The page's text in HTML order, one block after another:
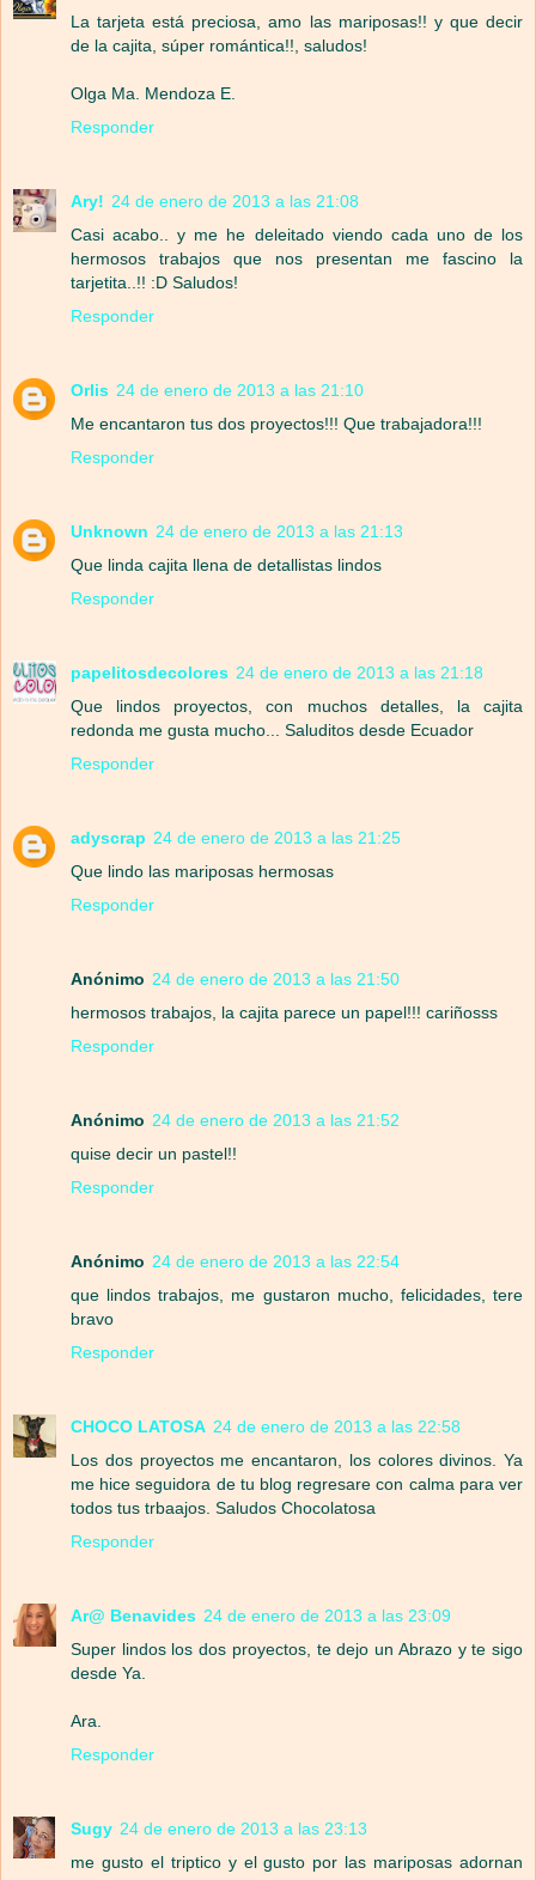
La tarjeta está preciosa, amo las mariposas!! y que decir
de la cajita, súper romántica!!, saludos!
Olga Ma. Mendoza E.
Responder
Ary! 24 de enero de 2013 a las 21:08
Casi acabo.. y me he deleitado viendo cada uno de los
hermosos trabajos que nos presentan me fascino la
tarjetita..!! :D Saludos!
Responder
Orlis 24 de enero de 2013 a las 21:10
Me encantaron tus dos proyectos!!! Que trabajadora!!!
Responder
Unknown 24 de enero de 2013 a las 21:13
Que linda cajita llena de detallistas lindos
Responder
papelitosdecolores 24 de enero de 2013 a las 21:18
Que lindos proyectos, con muchos detalles, la cajita
redonda me gusta mucho... Saluditos desde Ecuador
Responder
adyscrap 24 de enero de 2013 a las 21:25
Que lindo las mariposas hermosas
Responder
Anónimo 24 de enero de 2013 a las 21:50
hermosos trabajos, la cajita parece un papel!!! cariñosss
Responder
Anónimo 24 de enero de 2013 a las 21:52
quise decir un pastel!!
Responder
Anónimo 24 de enero de 2013 a las 22:54
que lindos trabajos, me gustaron mucho, felicidades, tere
bravo
Responder
CHOCO LATOSA 24 de enero de 2013 a las 22:58
Los dos proyectos me encantaron, los colores divinos. Ya
me hice seguidora de tu blog regresare con calma para ver
todos tus trbaajos. Saludos Chocolatosa
Responder
Ar@ Benavides 24 de enero de 2013 a las 23:09
Super lindos los dos proyectos, te dejo un Abrazo y te sigo
desde Ya.
Ara.
Responder
Sugy 24 de enero de 2013 a las 23:13
me gusto el triptico y el gusto por las mariposas adornan